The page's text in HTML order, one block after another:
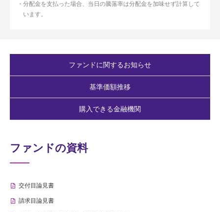
分配金を支払った場合、当日の騰落率は分配金を加味せず計算して
います。
ファンドに関するお知らせ
基準価額推移
購入できる金融機関
ファンドの資料
交付目論見書
請求目論見書